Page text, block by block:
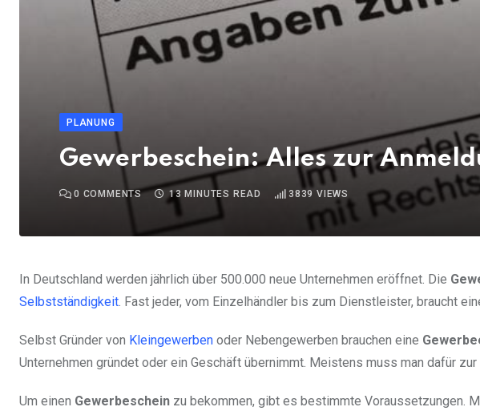
PLANUNG
Gewerbeschein: Alles zur
0 COMMENTS 13 MINUTES READ 3839 VIEWS
In Deutschland werden jährlich über 500.000 neue Unternehmen eröffnet. Die
Selbstständigkeit. Fast jeder, vom Einzelhändler bis zum Dienstleister, braucht
Selbst Gründer von Kleingewerben oder Nebengewerben brauchen eine
Unternehmen gründet oder ein Geschäft übernimmt. Meistens muss man dafür zur
Um einen Gewerbeschein zu bekommen, gibt es bestimmte Voraussetzungen.